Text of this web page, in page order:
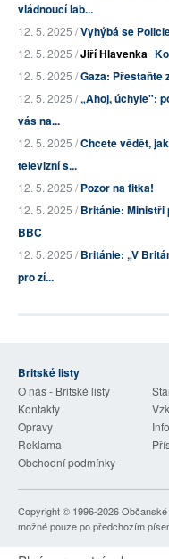
vládnoucí lab...
12. 5. 2025 /Vyhýbá se
12. 5. 2025 /Jiří Hlavenka
12. 5. 2025 /Gaza: Přestaňte
12. 5. 2025 /„Ahoj, úchyle":
vás na...
12. 5. 2025 /Chcete vědět,
televizní s...
12. 5. 2025 /Pozor na fitka!
12. 5. 2025 /Británie: Ministři
BBC
12. 5. 2025 /Británie: „V
pro zí...
Britské listy
O nás - Britské listy
Kontakty
Opravy
Reklama
Obchodní podmínky
Copyright © 1996-2026
možné pouze po předchozím